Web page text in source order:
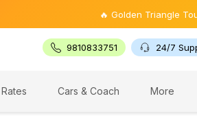
🔥 Golden Triangle Tour @
9810833751 24/7
Rates Cars & Coach More